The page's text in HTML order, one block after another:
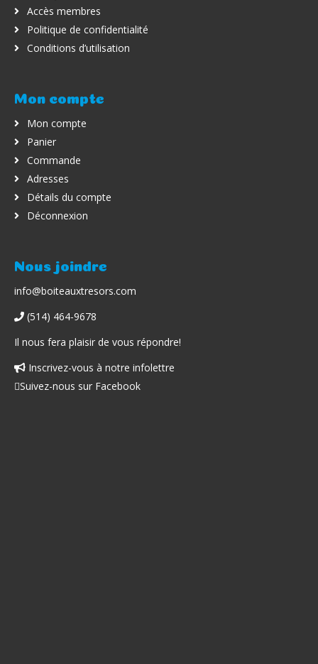
Accès membres
Politique de confidentialité
Conditions d’utilisation
Mon compte
Mon compte
Panier
Commande
Adresses
Détails du compte
Déconnexion
Nous joindre
info@boiteauxtresors.com
(514) 464-9678
Il nous fera plaisir de vous répondre!
Inscrivez-vous à notre infolettre
Facebook
Suivez-nous sur Facebook